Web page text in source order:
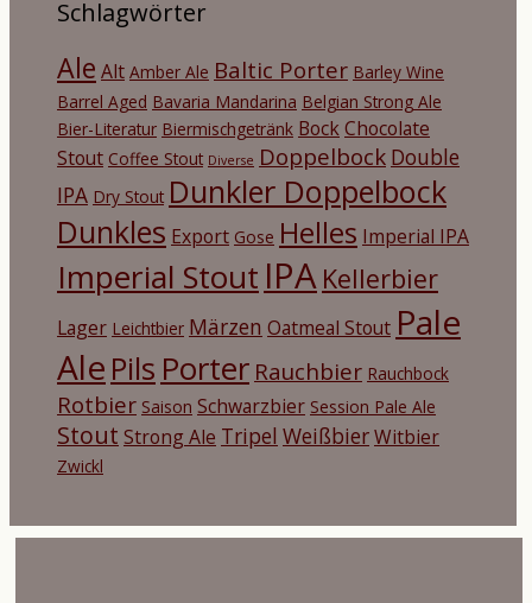
Schlagwörter
Ale Alt Amber Ale Baltic Porter Barley Wine
Barrel Aged Bavaria Mandarina Belgian Strong Ale
Bier-Literatur Biermischgetränk BockChocolate
Stout Coffee Stout Diverse Doppelbock Double
IPA Dry Stout Dunkler Doppelbock
Dunkles Export Gose Helles Imperial IPA
Imperial Stout IPA Kellerbier
Lager Leichtbier Märzen Oatmeal Stout Pale
Ale Pils Porter Rauchbier Rauchbock
Rotbier Saison Schwarzbier Session Pale Ale
Stout Strong Ale Tripel WeißbierWitbier
Zwickl